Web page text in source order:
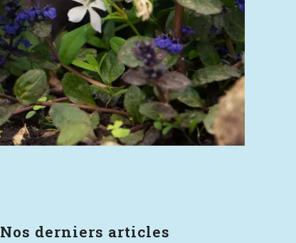
Nos derniers articles